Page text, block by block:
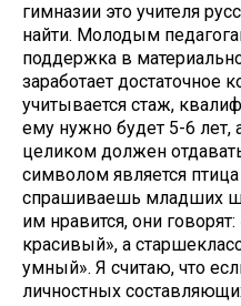
гимназии это учителя
найти. Молодым
поддержка в
заработает достаточное
учитывается стаж,
ему нужно будет 5-6 лет,
целиком должен
символом является
спрашиваешь младших
им нравится, они
красивый», а
умный». Я считаю, что
личностных